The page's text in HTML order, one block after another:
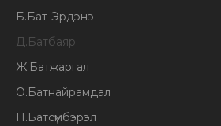
Б. Бат-Эрдэнэ
Д. Батбаяр
Ж. Батжаргал
О. Батнайрамдал
Н . Батсүмбэрэл